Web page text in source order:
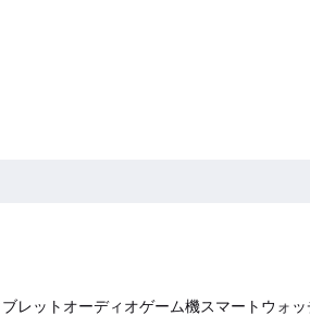
ブレット オーディオゲーム機スマートウォッ